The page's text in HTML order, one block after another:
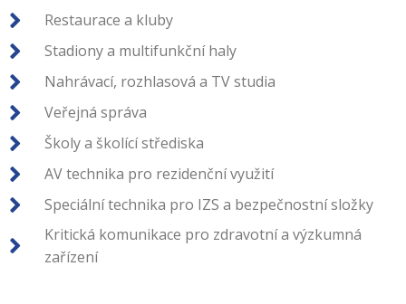
Restaurace a kluby
Stadiony a multifunkční haly
Nahrávací, rozhlasová a TV studia
Veřejná správa
Školy a školící střediska
AV technika pro rezidenční využití
Speciální technika pro IZS a bezpečnostní složky
Kritická komunikace pro zdravotní a výzkumná
zařízení